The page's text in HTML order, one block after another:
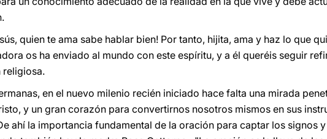
quien te ama sabe hablar bien! Por tanto, hijita, ama y haz lo que
os ha enviado al mundo con este espíritu, y a él queréis seguir
religiosa.
en el nuevo milenio recién iniciado hace falta una mirada
y un gran corazón para convertirnos nosotros mismos en sus
ahí la importancia fundamental de la oración para captar los signos